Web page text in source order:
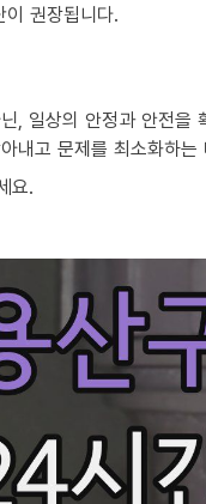
권장됩니다.
, 일상의 안정과 안전을
내고 문제를 최소화하
요.